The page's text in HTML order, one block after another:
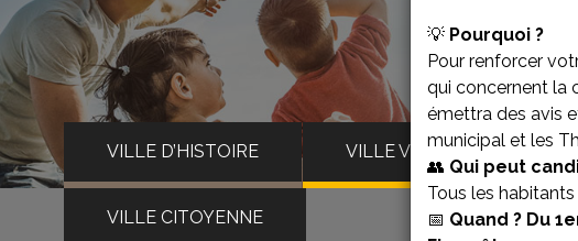
💡 Pourquoi ?
Pour renforcer
qui concernent la
émettra des avis
municipal et les
👥 Qui peut
Tous les
📅 Quand ? Du
VILLE D’HISTOIRE VILLE VIVANTE
VILLE CITOYENNE